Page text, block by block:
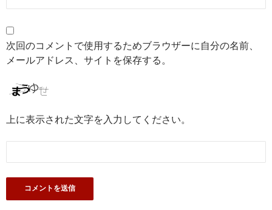
次回のコメントで使用するためブラウザーに自分の名前、
メールアドレス、サイトを保存する。
上に表示された文字を入力してください。